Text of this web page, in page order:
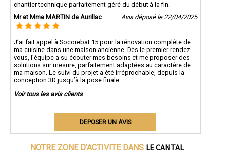
chantier technique parfaitement géré du début à la fin.
Mr et Mme MARTIN de Aurillac
Avis déposé le 22/04/2025
J’ai fait appel à Socorebat 15 pour la rénovation complète de
ma cuisine dans une maison ancienne. Dès le premier rendez-
vous, l’équipe a su écouter mes besoins et me proposer des
solutions sur mesure, parfaitement adaptées au caractère de
ma maison. Le suivi du projet a été irréprochable, depuis la
conception 3D jusqu’à la pose finale.
Voir tous les avis clients
DEPOSER UN AVIS
NOTRE ZONE D'ACTIVITE DANS LE CANTAL